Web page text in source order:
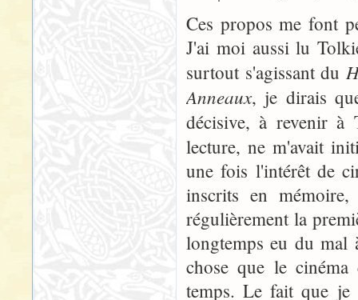
Ces propos me font
J'ai moi aussi lu
surtout s'agissant du
Anneaux, je dirais
décisive, à revenir
lecture, ne m'avait
une fois l'intérêt de
inscrits en
régulièrement la
longtemps eu du mal
chose que le
temps. Le fait que je